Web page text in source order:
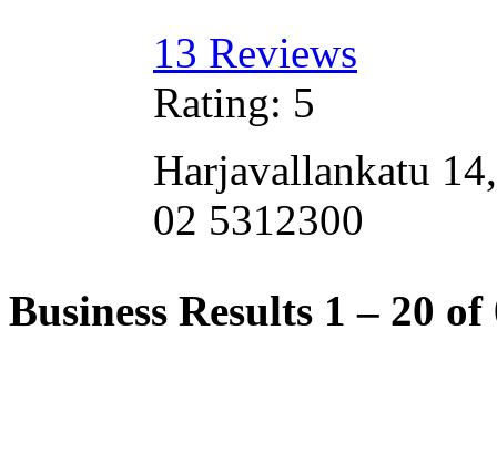
13 Reviews
Rating: 5
Harjavallankatu
02 5312300
Business Results 1 – 20 of